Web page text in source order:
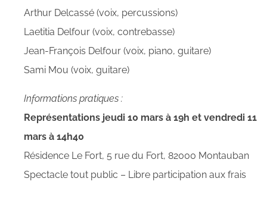
Arthur Delcassé (voix, percussions)
Laetitia Delfour (voix, contrebasse)
Jean-François Delfour (voix, piano, guitare)
Sami Mou (voix, guitare)
Informations pratiques :
Représentations jeudi 10 mars à 19h et vendredi 11
mars à 14h40
Résidence Le Fort, 5 rue du Fort, 82000 Montauban
Spectacle tout public – Libre participation aux frais